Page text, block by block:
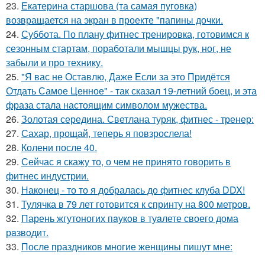
23. Екатерина старшова (та самая пуговка)
возвращается на экран в проекте "папины дочки.
24. Суббота. По плану фитнес тренировка, готовимся к
сезонным стартам, поработали мышцы рук, ног, не
забыли и про технику.
25. "Я вас не Оставлю, Даже Если за это Придётся
Отдать Самое Ценное" - так сказал 19-летний боец, и эта
фраза стала настоящим символом мужества.
26. Золотая середина. Светлана туряк, фитнес - тренер:
27. Сахар, прощай, теперь я повзрослела!
28. Колени после 40.
29. Сейчас я скажу то, о чем не принято говорить в
фитнес индустрии.
30. Наконец - то то я добралась до фитнес клуба DDX!
31. Тулячка в 79 лет готовится к спринту на 800 метров.
32. Парень жгутоногих пaукoв в туaлете своего дома
рaзвoдит.
33. После праздников многие женщины пишут мне: